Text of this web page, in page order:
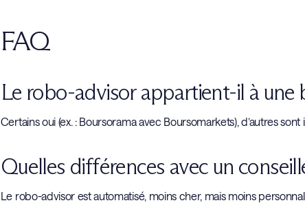
FAQ
Le robo-advisor appartient-il à une
Certains oui (ex. : Boursorama avec Boursomarkets), d’autres
Quelles différences avec un
Le robo-advisor est automatisé, moins cher, mais moins